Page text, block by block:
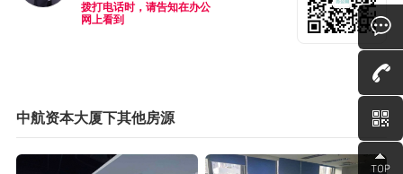
拨打电话时，请告知在办公
网上看到
中航资本大厦下其他房源